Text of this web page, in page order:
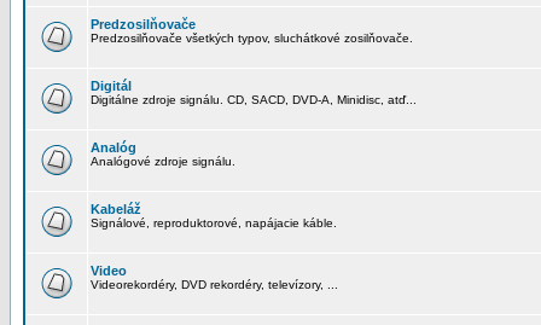
Predzosilňovače
Predzosilňovače všetkých typov, sluchátkové zosilňovače.
Digitál
Digitálne zdroje signálu. CD, SACD, DVD-A, Minidisc, atď...
Analóg
Analógové zdroje signálu.
Kabeláž
Signálové, reproduktorové, napájacie káble.
Video
Videorekordéry, DVD rekordéry, televízory, ...